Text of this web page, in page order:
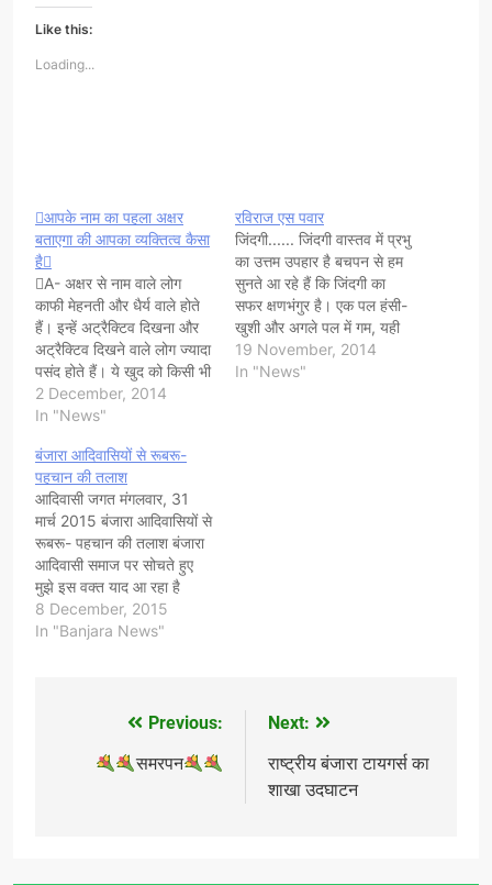
Like this:
Loading...
आपके नाम का पहला अक्षर
बताएगा की आपका व्यक्तित्व कैसा
है
A- अक्षर से नाम वाले लोग
काफी मेहनती और धैर्य वाले होते
हैं। इन्हें अट्रैक्टिव दिखना और
अट्रैक्टिव दिखने वाले लोग ज्यादा
पसंद होते हैं। ये खुद को किसी भी
परिस्थिति में ढाल लेने की गजब
की क्षमता रखते हैं। इन्हें वैसी
अलग…
2 December, 2014
In "News"
रविराज एस पवार
जिंदगी...... जिंदगी वास्तव में प्रभु
का उत्तम उपहार है बचपन से हम
सुनते आ रहे हैं कि जिंदगी का
सफर क्षणभंगुर है। एक पल हंसी-
खुशी और अगले पल में गम, यही
तो है जिंदगी की सच्ची हकीकत।
ऐसी क्षणभंगुर जिंदगी को याद करते
19 November, 2014
In "News"
बंजारा आदिवासियों से रूबरू-
पहचान की तलाश
आदिवासी जगत मंगलवार, 31
मार्च 2015 बंजारा आदिवासियों से
रूबरू- पहचान की तलाश बंजारा
आदिवासी समाज पर सोचते हुए
मुझे इस वक्त याद आ रहा है
बंगलुरु जब वहां अखिल भारतीय
बंजारा भाषा सेमिनार आयोजित
8 December, 2015
In "Banjara News"
navigation
Previous:
समरपन
Next:
राष्ट्रीय बंजारा टायगर्स का
शाखा उदघाटन